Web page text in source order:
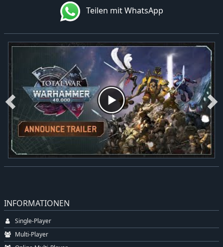
Teilen mit WhatsApp
INFORMATIONEN
Single-Player
Multi-Player